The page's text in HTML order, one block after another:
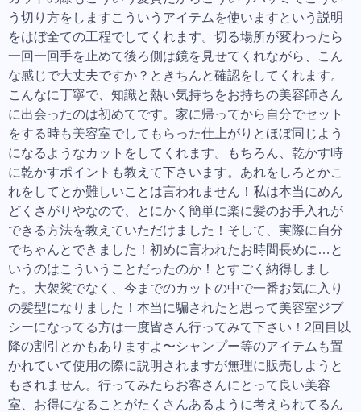
う切り方をしますこういうアイテムを使いますという説明
をはぼ全ての工程でしてくれます。切る場所が変わったら
一回一回手を止めて後ろ側は鏡を見せてくれながら、こん
な感じで大丈夫ですか？ときちんと確認をしてくれます。
こんなに丁寧で、知識と熱い気持ちをお持ちの美容師さん
に出会ったのは初めてです。家に帰ってから自分でセット
をする時も美容室でしてもらった仕上がりとほぼ同じよう
になるようなカットをしてくれます。もちろん、乾かす時
に乾かすポイントも教えて下さいます。あれをしろとかこ
れをしてとか難しいことは言われません！私は本当にめん
どくさがりやなので、とにかく簡単に楽に髪のお手入れが
できる方法を教えていただけました！そして、実際に自分
でちゃんとできました！初めに言われたお時間長めに…と
いうのはこういうことだったのか！とすごく納得しまし
た。大袈裟でなく、今までのカットの中で一番お気に入り
の髪型になりました！本当に騙されたと思って美容室ジプ
シーになってる方は一度皆さん行ってみて下さい！2回目以
降の割引とかもありますよ〜シャンプー等のアイテムも置
かれていて使用の際に説明されますが無理に販売しようと
もされません。行ってみたらお客さんにとって良い美容
室、お得になることがたくさんあるように考えられてるん